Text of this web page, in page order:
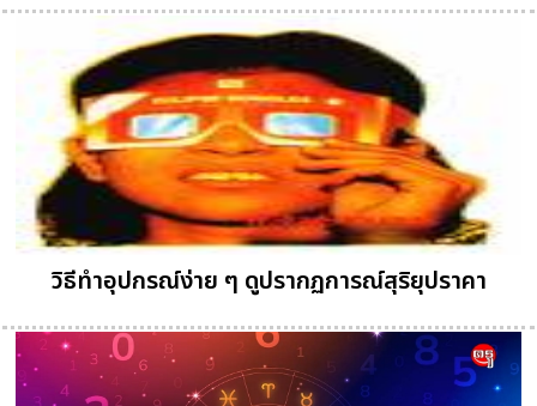
วิธีทำอุปกรณ์ง่าย ๆ ดูปรากฏการณ์สุริยุปราคา